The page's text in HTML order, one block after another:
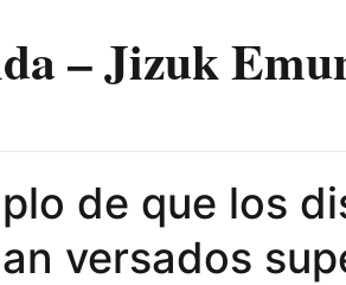
– Jizuk
de que los
versados